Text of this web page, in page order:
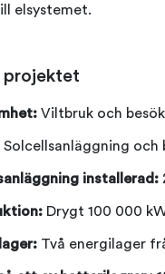
elsystemet.
projektet
Viltbruk och
Solcellsanläggning
installerad:
Drygt 100 000
Två energilager